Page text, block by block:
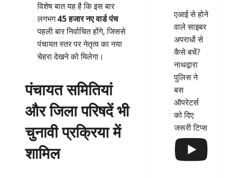
विशेष बात यह है कि इस बार
लगभग45 हजार नए वार्ड पंच
पहली बार निर्वाचित होंगे, जिससे
पंचायत स्तर पर नेतृत्व का नया
चेहरा देखने को मिलेगा।
पंचायत समितियां
और जिला परिषदें भी
चुनावी प्रक्रिया में
शामिल
एआई से होने
वाले साइबर
अपराधों से
कैसे बचें?
नाथद्वारा
पुलिस ने
बस
ऑपरेटर्स
को दिए
जरूरी टिप्स